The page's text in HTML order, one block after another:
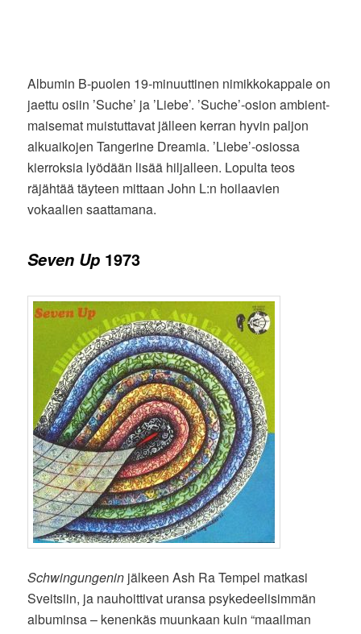
Albumin B-puolen 19-minuuttinen nimikkokappale on
jaettu osiin ’Suche’ ja ’Liebe’. ’Suche’-osion ambient-
maisemat muistuttavat jälleen kerran hyvin paljon
alkuaikojen Tangerine Dreamia. ’Liebe’-osiossa
kierroksia lyödään lisää hiljalleen. Lopulta teos
räjähtää täyteen mittaan John L:n hoilaavien
vokaalien saattamana.
Seven Up 1973
Schwingungenin jälkeen Ash Ra Tempel matkasi
Sveitsiin, ja nauhoittivat uransa psykedeelisimmän
albuminsa – kenenkäs muunkaan kuin “maailman